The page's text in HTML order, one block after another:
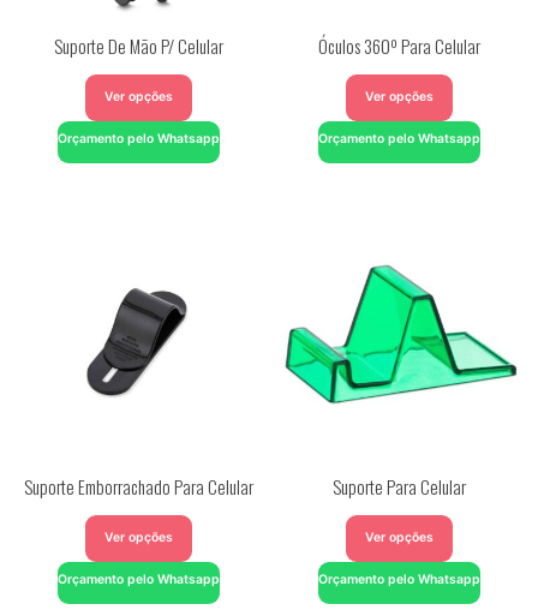
Suporte De Mão P/ Celular
Ver opções
Orçamento pelo Whatsapp
Óculos 360º Para Celular
Ver opções
Orçamento pelo Whatsapp
Suporte Emborrachado Para Celular
Ver opções
Orçamento pelo Whatsapp
Suporte Para Celular
Ver opções
Orçamento pelo Whatsapp